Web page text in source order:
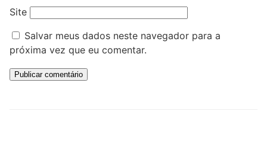
Site
Salvar meus dados neste navegador para a
próxima vez que eu comentar.